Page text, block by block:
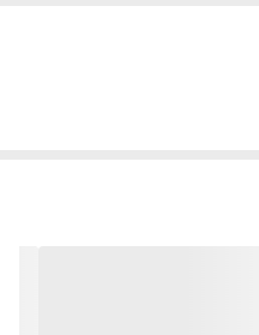
دستگاه کمک می‌کند گرما
دستگاه را روشن و خاموش کرد. برای